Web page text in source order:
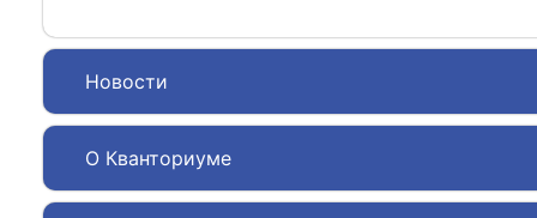
Новости
О Кванториуме